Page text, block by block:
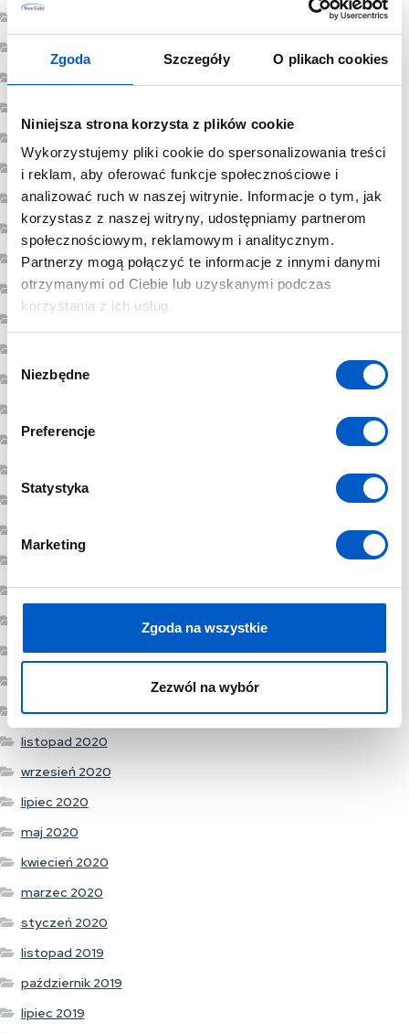
Zgoda Szczegóły O plikach cookies
Niniejsza strona korzysta z plików cookie
Wykorzystujemy pliki cookie do spersonalizowania treści
i reklam, aby oferować funkcje społecznościowe i
analizować ruch w naszej witrynie. Informacje o tym, jak
korzystasz z naszej witryny, udostępniamy partnerom
społecznościowym, reklamowym i analitycznym.
Partnerzy mogą połączyć te informacje z innymi danymi
otrzymanymi od Ciebie lub uzyskanymi podczas
korzystania z ich usług.
W
y
r
z
o
d
y
Niezbędne
Preferencje
Statystyka
Marketing
Zgoda na wszystkie
Zezwól na wybór
czerwiec 2023
maj 2023
marzec 2023
luty 2023
styczeń 2023
grudzień 2022
październik 2022
lipiec 2022
styczeń 2022
czerwiec 2021
marzec 2021
grudzień 2020
listopad 2020
wrzesień 2020
lipiec 2020
maj 2020
kwiecień 2020
marzec 2020
styczeń 2020
listopad 2019
październik 2019
lipiec 2019